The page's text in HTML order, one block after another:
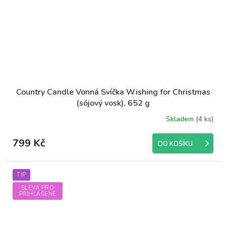
Country Candle Vonná Svíčka Wishing for Christmas
(sójový vosk), 652 g
Skladem (4 ks)
799 Kč DO KOŠÍKU
TIP
SLEVA PRO
PŘIHLÁŠENÉ